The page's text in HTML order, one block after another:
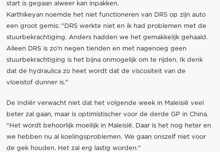
start is gegaan alweer kan inpakken.
Karthikeyan noemde het niet functioneren van DRS op zijn auto
een groot gemis: "DRS werkte niet en ik had problemen met de
stuurbekrachtiging. Anders hadden we het gemakkelijk gehaald.
Alleen DRS is zo'n negen tienden en met nagenoeg geen
stuurbekrachtiging is het bijna onmogelijk om te rijden. Ik denk
dat de hydraulica zo heet wordt dat de viscositeit van de
vloeistof dunner is."
De Indiër verwacht niet dat het volgende week in Maleisië veel
beter zal gaan, maar is optimistischer voor de derde GP in China.
"Het wordt behoorlijk moeilijk in Maleisië. Daar is het nog heter en
we hebben nu al koelingsproblemen. We gaan onszelf niet voor
de gek houden. Het zal erg lastig worden."